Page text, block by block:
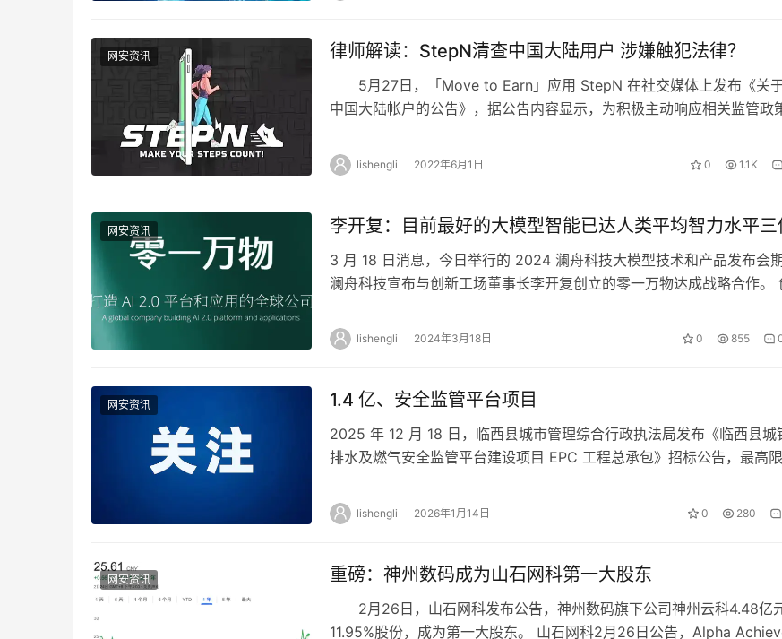
网安资讯 律师解读：StepN清查中国大陆用户 涉嫌触犯法律？
5月27日，「Move to Earn」应用 StepN 在社交媒体上发布《关
中国大陆帐户的公告》，据公告内容显示，为积极主动响应相关监管政
lishengli 2022年6月1日 0 1.1K
网安资讯 李开复：目前最好的大模型智能已达人类平均智力水平三
3 月 18 日消息，今日举行的 2024 澜舟科技大模型技术和产品发布会期
澜舟科技宣布与创新工场董事长李开复创立的零一万物达成战略合作。
lishengli 2024年3月18日 0 855
网安资讯 1.4 亿、安全监管平台项目
2025 年 12 月 18 日，临西县城市管理综合行政执法局发布《临西县城
排水及燃气安全监管平台建设项目 EPC 工程总承包》招标公告，最高
lishengli 2026年1月14日 0 280
网安资讯 重磅：神州数码成为山石网科第一大股东
2月26日，山石网科发布公告，神州数码旗下公司神州云科4.48亿
11.95%股份，成为第一大股东。 山石网科2月26日公告，Alpha